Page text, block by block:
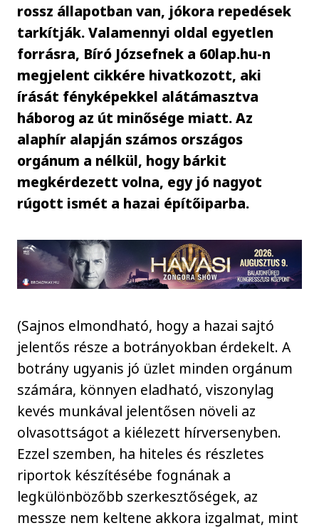
rossz állapotban van, jókora repedések
tarkítják. Valamennyi oldal egyetlen
forrásra, Bíró Józsefnek a 60lap.hu-n
megjelent cikkére hivatkozott, aki
írását fényképekkel alátámasztva
háborog az út minősége miatt. Az
alaphír alapján számos országos
orgánum a nélkül, hogy bárkit
megkérdezett volna, egy jó nagyot
rúgott ismét a hazai építőiparba.
(Sajnos elmondható, hogy a hazai sajtó
jelentős része a botrányokban érdekelt. A
botrány ugyanis jó üzlet minden orgánum
számára, könnyen eladható, viszonylag
kevés munkával jelentősen növeli az
olvasottságot a kiélezett hírversenyben.
Ezzel szemben, ha hiteles és részletes
riportok készítésébe fognának a
legkülönbözőbb szerkesztőségek, az
messze nem keltene akkora izgalmat, mint